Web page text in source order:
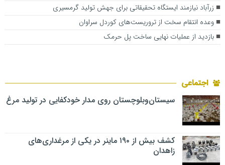
زرآباد نیازمند ایستگاه تحقیقاتی برای جهش تولید گرمسیری
وعده انتقام سخت از تروریست‌های کوردل سراوان
بازدید از عملیات نهایی ساخت پل حرمک
اجتماعی
سیستان‌وبلوچستان روی مدار خودکفایی در تولید مرغ
کشف بیش از ۱۹۰ ماینر در یکی از مرغداری‌های
زاهدان